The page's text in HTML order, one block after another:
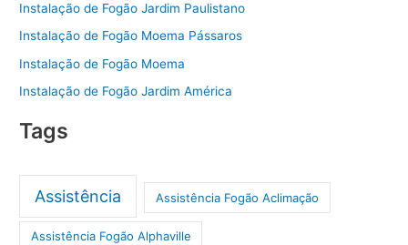
Instalação de Fogão Jardim Paulistano
Instalação de Fogão Moema Pássaros
Instalação de Fogão Moema
Instalação de Fogão Jardim América
Tags
Assistência Assistência Fogão Aclimação
Assistência Fogão Alphaville